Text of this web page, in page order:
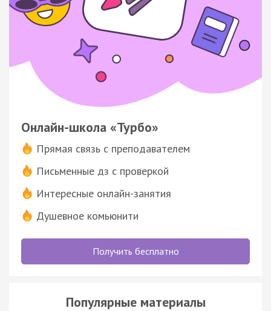
Онлайн-школа «Турбо»
Прямая связь с преподавателем
Письменные дз с проверкой
Интересные онлайн-занятия
Душевное комьюнити
Получить бесплатно
Популярные материалы